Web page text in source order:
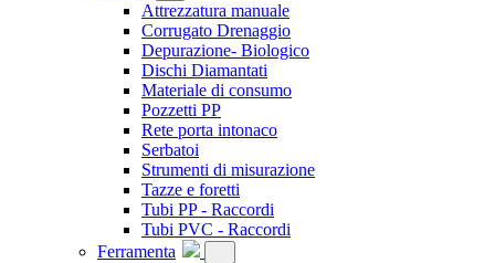
Attrezzatura manuale
Corrugato Drenaggio
Depurazione- Biologico
Dischi Diamantati
Materiale di consumo
Pozzetti PP
Rete porta intonaco
Serbatoi
Strumenti di misurazione
Tazze e foretti
Tubi PP - Raccordi
Tubi PVC - Raccordi
Ferramenta